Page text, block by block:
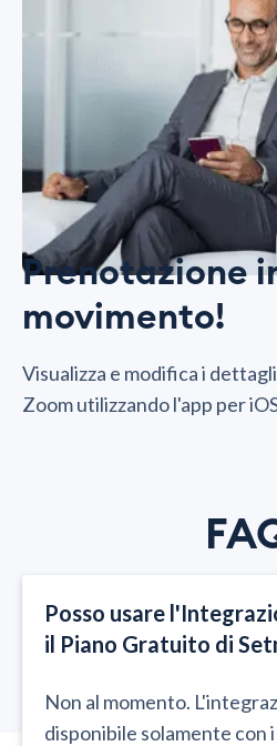
Prenotazione
movimento!
Visualizza e modifica i
Zoom utilizzando l'app per
Posso usare
il Piano Gratuito di
Non al momento.
disponibile solamente con i